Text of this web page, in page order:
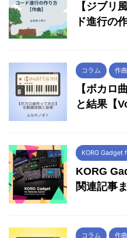
【ジブリ
ド進行の
コラム 作曲
【ボカロ
と結果【
KORG
KORG
関連記事
コラム 作曲